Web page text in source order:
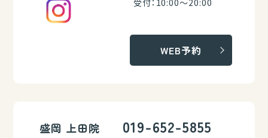
受付：10:00～20:00
WEB予約
盛岡 上田院 019-652-5855